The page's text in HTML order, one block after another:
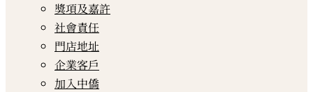
獎項及嘉許
社會責任
門店地址
企業客戶
加入中僑